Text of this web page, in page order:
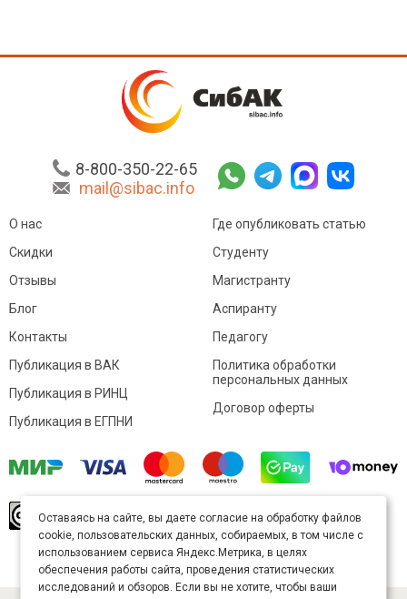
8-800-350-22-65
mail@sibac.info
О нас
Скидки
Отзывы
Блог
Контакты
Где опубликовать статью
Студенту
Магистранту
Аспиранту
Педагогу
Публикация в ВАК
Публикация в РИНЦ
Публикация в ЕГПНИ
Политика обработки
персональных данных
Договор оферты
произведение доступно полицензии Creative
Commons «Attribution» («Атрибуция») 4.0
Непортированная.
Карта сайта
Оставаясь на сайте, вы даете согласие на обработку файлов
cookie, пользовательских данных, собираемых, в том числе с
использованием сервиса Яндекс.Метрика, в целях
обеспечения работы сайта, проведения статистических
исследований и обзоров. Если вы не хотите, чтобы ваши